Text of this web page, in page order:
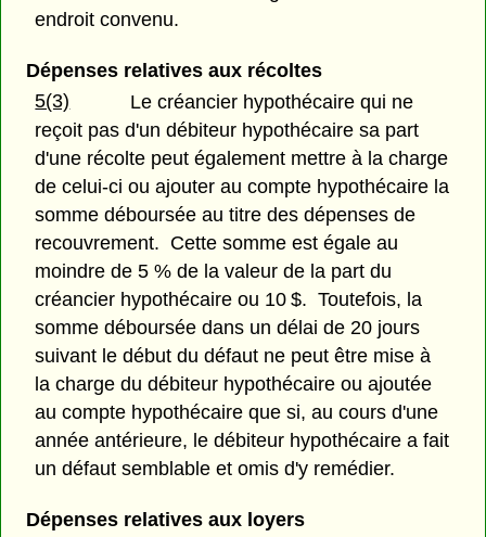
endroit convenu.
Dépenses relatives aux récoltes
5(3)
Le créancier hypothécaire qui ne
reçoit pas d'un débiteur hypothécaire sa part
d'une récolte peut également mettre à la charge
de celui-ci ou ajouter au compte hypothécaire la
somme déboursée au titre des dépenses de
recouvrement. Cette somme est égale au
moindre de 5 % de la valeur de la part du
créancier hypothécaire ou 10 $. Toutefois, la
somme déboursée dans un délai de 20 jours
suivant le début du défaut ne peut être mise à
la charge du débiteur hypothécaire ou ajoutée
au compte hypothécaire que si, au cours d'une
année antérieure, le débiteur hypothécaire a fait
un défaut semblable et omis d'y remédier.
Dépenses relatives aux loyers